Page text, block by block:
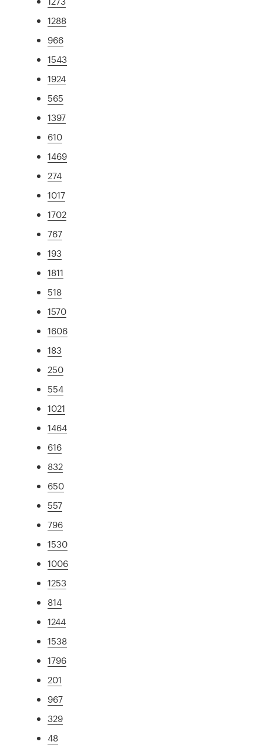
1288
966
1543
1924
565
1397
610
1469
274
1017
1702
767
193
1811
518
1570
1606
183
250
554
1021
1464
616
832
650
557
796
1530
1006
1253
814
1244
1538
1796
201
967
329
48